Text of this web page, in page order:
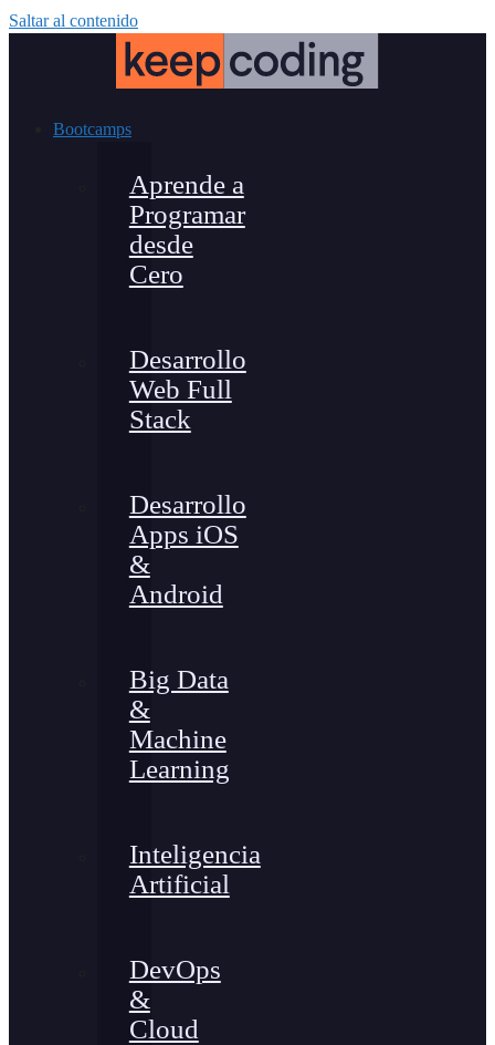
Saltar al contenido
Bootcamps
Aprende a
Programar
desde
Cero
Desarrollo
Web Full
Stack
Desarrollo
Apps iOS
&
Android
Big Data
&
Machine
Learning
Inteligencia
Artificial
DevOps
&
Cloud